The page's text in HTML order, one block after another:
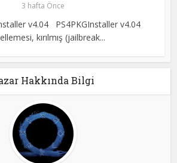
3 hafta Önce
v4.04 PS4PKGInstaller v4.04
kırılmış (jailbreak...
Hakkında Bilgi